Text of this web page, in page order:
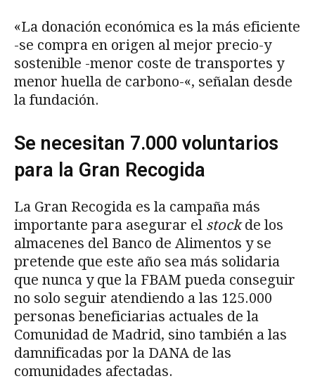
«La donación económica es la más eficiente
-se compra en origen al mejor precio-y
sostenible -menor coste de transportes y
menor huella de carbono-«, señalan desde
la fundación.
Se necesitan 7.000 voluntarios
para la Gran Recogida
La Gran Recogida es la campaña más
importante para asegurar el stockde los
almacenes del Banco de Alimentos y se
pretende que este año sea más solidaria
que nunca y que la FBAM pueda conseguir
no solo seguir atendiendo a las 125.000
personas beneficiarias actuales de la
Comunidad de Madrid, sino también a las
damnificadas por la DANA de las
comunidades afectadas.